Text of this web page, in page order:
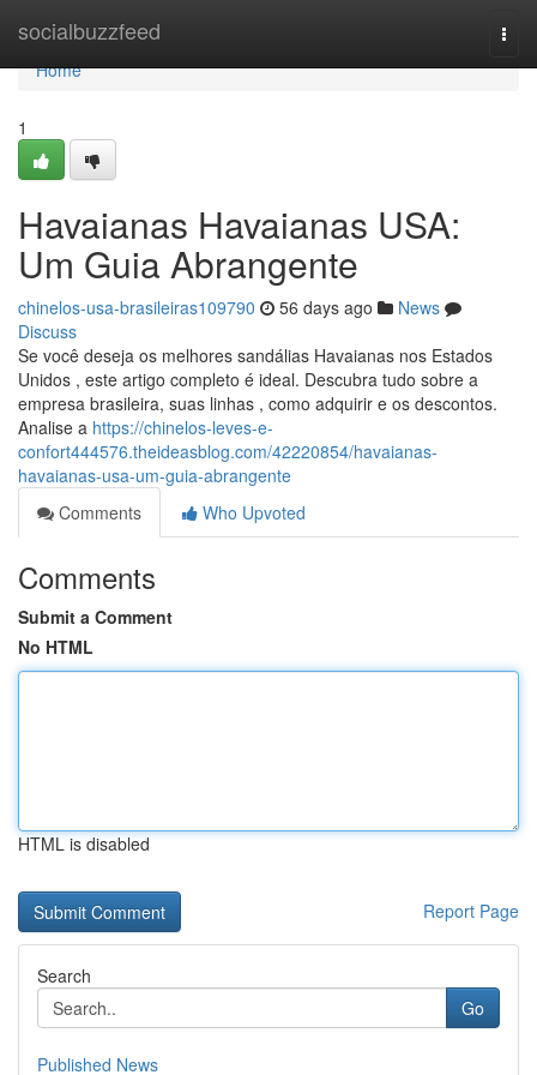
socialbuzzfeed
Home
Home
1
Havaianas Havaianas USA:
Um Guia Abrangente
chinelos-usa-brasileiras109790 56 days ago
News
Discuss
Se você deseja os melhores sandálias Havaianas nos Estados
Unidos , este artigo completo é ideal. Descubra tudo sobre a
empresa brasileira, suas linhas , como adquirir e os descontos.
Analise a https://chinelos-leves-e-
confort444576.theideasblog.com/42220854/havaianas-
havaianas-usa-um-guia-abrangente
Comments
Who Upvoted
Comments
Submit a Comment
No HTML
HTML is disabled
Report Page
Search
Go
Published News